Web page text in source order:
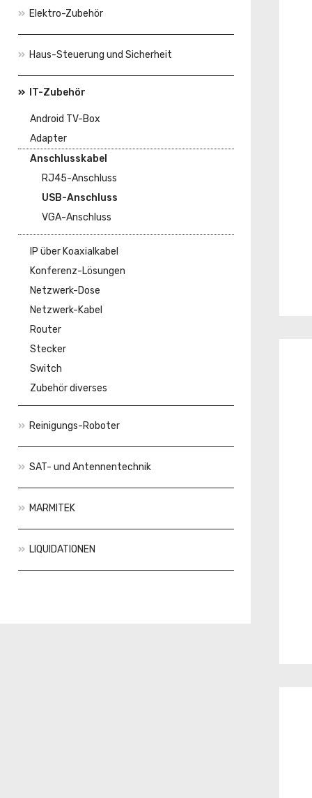
Elektro-Zubehör
Haus-Steuerung und Sicherheit
IT-Zubehör
Android TV-Box
Adapter
Anschlusskabel
RJ45-Anschluss
USB-Anschluss
VGA-Anschluss
IP über Koaxialkabel
Konferenz-Lösungen
Netzwerk-Dose
Netzwerk-Kabel
Router
Stecker
Switch
Zubehör diverses
Reinigungs-Roboter
SAT- und Antennentechnik
MARMITEK
LIQUIDATIONEN